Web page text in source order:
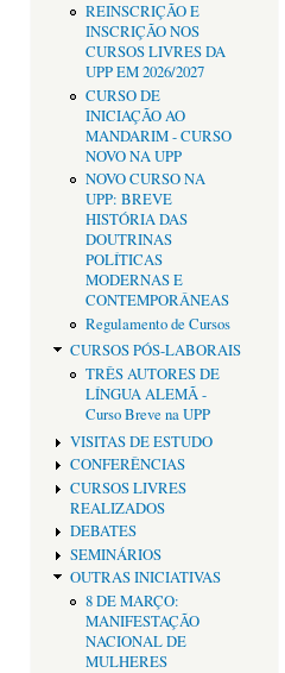
REINSCRIÇÃO E
INSCRIÇÃO NOS
CURSOS LIVRES DA
UPP EM 2026/2027
CURSO DE
INICIAÇÃO AO
MANDARIM - CURSO
NOVO NA UPP
NOVO CURSO NA
UPP: BREVE
HISTÓRIA DAS
DOUTRINAS
POLÍTICAS
MODERNAS E
CONTEMPORÂNEAS
Regulamento de Cursos
CURSOS PÓS-LABORAIS
TRÊS AUTORES DE
LÍNGUA ALEMÃ -
Curso Breve na UPP
VISITAS DE ESTUDO
CONFERÊNCIAS
CURSOS LIVRES
REALIZADOS
DEBATES
SEMINÁRIOS
OUTRAS INICIATIVAS
8 DE MARÇO:
MANIFESTAÇÃO
NACIONAL DE
MULHERES